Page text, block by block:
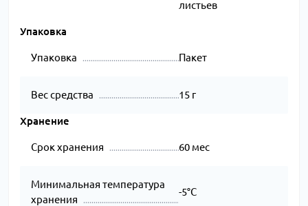
листьев
Упаковка
Упаковка Пакет
Вес средства 15 г
Хранение
Срок хранения 60 мес
Минимальная температура
хранения
-5°C